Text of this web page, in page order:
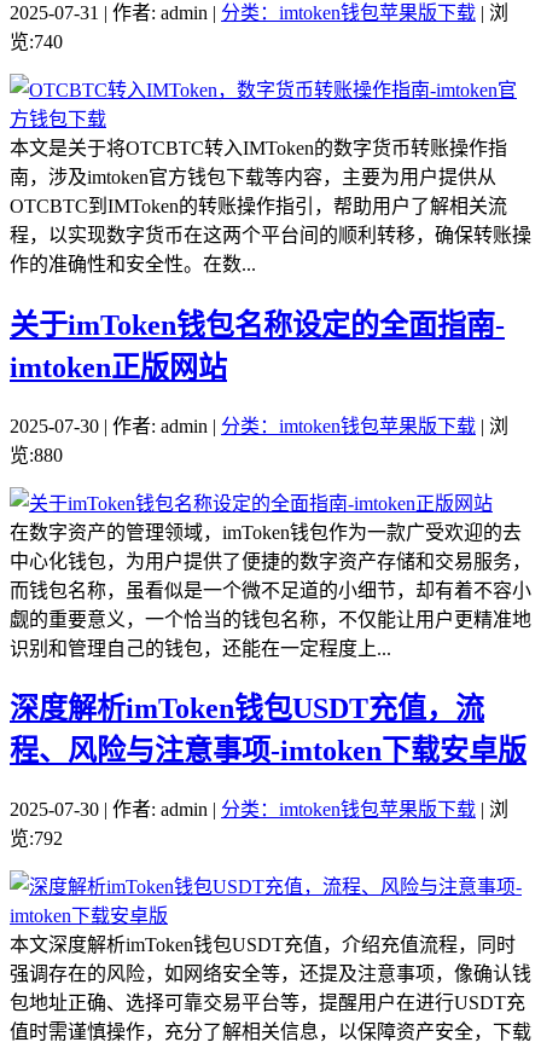
2025-07-31 | 作者: admin | 分类：imtoken钱包苹果版下载 | 浏
览:740
本文是关于将OTCBTC转入IMToken的数字货币转账操作指
南，涉及imtoken官方钱包下载等内容，主要为用户提供从
OTCBTC到IMToken的转账操作指引，帮助用户了解相关流
程，以实现数字货币在这两个平台间的顺利转移，确保转账操
作的准确性和安全性。在数...
关于imToken钱包名称设定的全面指南-
imtoken正版网站
2025-07-30 | 作者: admin | 分类：imtoken钱包苹果版下载 | 浏
览:880
在数字资产的管理领域，imToken钱包作为一款广受欢迎的去
中心化钱包，为用户提供了便捷的数字资产存储和交易服务，
而钱包名称，虽看似是一个微不足道的小细节，却有着不容小
觑的重要意义，一个恰当的钱包名称，不仅能让用户更精准地
识别和管理自己的钱包，还能在一定程度上...
深度解析imToken钱包USDT充值，流
程、风险与注意事项-imtoken下载安卓版
2025-07-30 | 作者: admin | 分类：imtoken钱包苹果版下载 | 浏
览:792
本文深度解析imToken钱包USDT充值，介绍充值流程，同时
强调存在的风险，如网络安全等，还提及注意事项，像确认钱
包地址正确、选择可靠交易平台等，提醒用户在进行USDT充
值时需谨慎操作，充分了解相关信息，以保障资产安全，下载